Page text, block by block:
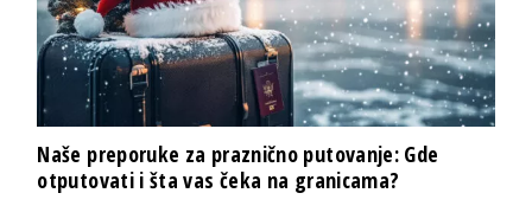
Naše preporuke za praznično putovanje: Gde
otputovati i šta vas čeka na granicama?